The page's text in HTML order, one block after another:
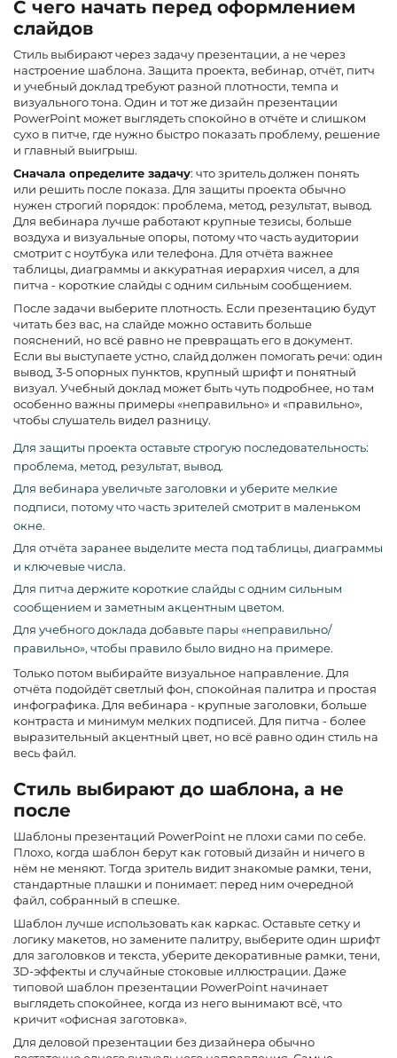
С чего начать перед оформлением
слайдов
Стиль выбирают через задачу презентации, а не через
настроение шаблона. Защита проекта, вебинар, отчёт, питч
и учебный доклад требуют разной плотности, темпа и
визуального тона. Один и тот же дизайн презентации
PowerPoint может выглядеть спокойно в отчёте и слишком
сухо в питче, где нужно быстро показать проблему, решение
и главный выигрыш.
Сначала определите задачу: что зритель должен понять
или решить после показа. Для защиты проекта обычно
нужен строгий порядок: проблема, метод, результат, вывод.
Для вебинара лучше работают крупные тезисы, больше
воздуха и визуальные опоры, потому что часть аудитории
смотрит с ноутбука или телефона. Для отчёта важнее
таблицы, диаграммы и аккуратная иерархия чисел, а для
питча - короткие слайды с одним сильным сообщением.
После задачи выберите плотность. Если презентацию будут
читать без вас, на слайде можно оставить больше
пояснений, но всё равно не превращать его в документ.
Если вы выступаете устно, слайд должен помогать речи: один
вывод, 3-5 опорных пунктов, крупный шрифт и понятный
визуал. Учебный доклад может быть чуть подробнее, но там
особенно важны примеры «неправильно» и «правильно»,
чтобы слушатель видел разницу.
Для защиты проекта оставьте строгую последовательность:
проблема, метод, результат, вывод.
Для вебинара увеличьте заголовки и уберите мелкие
подписи, потому что часть зрителей смотрит в маленьком
окне.
Для отчёта заранее выделите места под таблицы, диаграммы
и ключевые числа.
Для питча держите короткие слайды с одним сильным
сообщением и заметным акцентным цветом.
Для учебного доклада добавьте пары «неправильно/
правильно», чтобы правило было видно на примере.
Только потом выбирайте визуальное направление. Для
отчёта подойдёт светлый фон, спокойная палитра и простая
инфографика. Для вебинара - крупные заголовки, больше
контраста и минимум мелких подписей. Для питча - более
выразительный акцентный цвет, но всё равно один стиль на
весь файл.
Стиль выбирают до шаблона, а не
после
Шаблоны презентаций PowerPoint не плохи сами по себе.
Плохо, когда шаблон берут как готовый дизайн и ничего в
нём не меняют. Тогда зритель видит знакомые рамки, тени,
стандартные плашки и понимает: перед ним очередной
файл, собранный в спешке.
Шаблон лучше использовать как каркас. Оставьте сетку и
логику макетов, но замените палитру, выберите один шрифт
для заголовков и текста, уберите декоративные рамки, тени,
3D-эффекты и случайные стоковые иллюстрации. Даже
типовой шаблон презентации PowerPoint начинает
выглядеть спокойнее, когда из него вынимают всё, что
кричит «офисная заготовка».
Для деловой презентации без дизайнера обычно